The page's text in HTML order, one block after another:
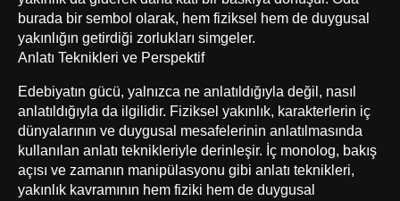
burada bir sembol olarak, hem fiziksel hem de duygusal
yakınlığın getirdiği zorlukları simgeler.
Anlatı Teknikleri ve Perspektif
Edebiyatın gücü, yalnızca ne anlatıldığıyla değil, nasıl
anlatıldığıyla da ilgilidir. Fiziksel yakınlık, karakterlerin iç
dünyalarının ve duygusal mesafelerinin anlatılmasında
kullanılan anlatı teknikleriyle derinleşir. İç monolog, bakış
açısı ve zamanın manipülasyonu gibi anlatı teknikleri,
yakınlık kavramının hem fiziki hem de duygusal